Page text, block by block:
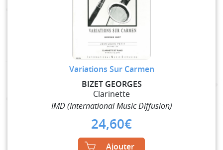
Variations Sur Carmen
BIZET GEORGES
Clarinette
IMD (International Music Diffusion)
24,60€
Ajouter